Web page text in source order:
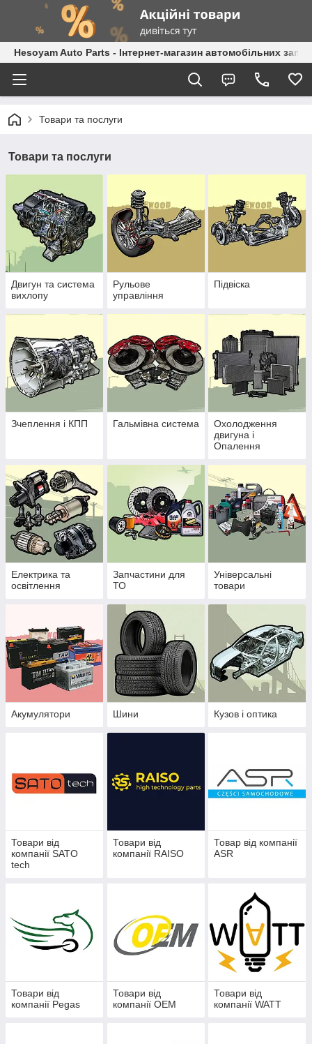
Hesoyam Auto Parts - Інтернет-магазин автомобільних
Товари та послуги
Товари та послуги
Двигун та система
вихлопу
Рульове
управління
Підвіска
Зчеплення і КПП Гальмівна система
Охолодження
двигуна і
Опалення
Електрика та
освітлення
Запчастини для
ТО
Універсальні
товари
Акумулятори Шини Кузов і оптика
Товари від
компанії SATO
tech
Товари від
компанії RAISO
Товар від компанії
ASR
Товари від
компанії Pegas
Товари від
компанії OEM
Товари від
компанії WATT